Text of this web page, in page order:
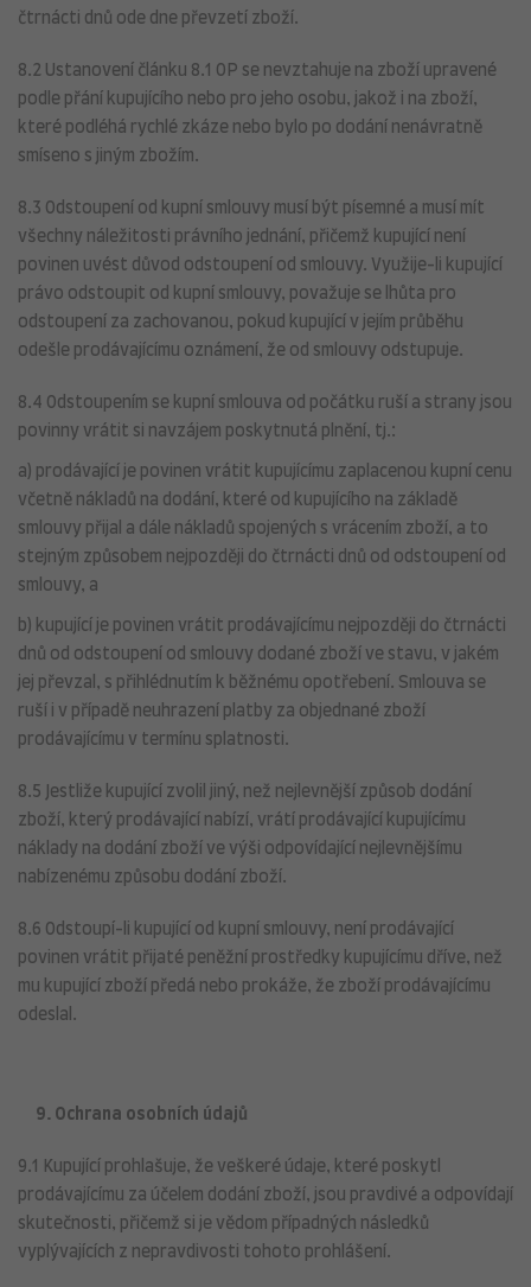
čtrnácti dnů ode dne převzetí zboží.
8.2 Ustanovení článku 8.1 OP se nevztahuje na zboží upravené
podle přání kupujícího nebo pro jeho osobu, jakož i na zboží,
které podléhá rychlé zkáze nebo bylo po dodání nenávratně
smíseno s jiným zbožím.
8.3 Odstoupení od kupní smlouvy musí být písemné a musí mít
všechny náležitosti právního jednání, přičemž kupující není
povinen uvést důvod odstoupení od smlouvy. Využije-li kupující
právo odstoupit od kupní smlouvy, považuje se lhůta pro
odstoupení za zachovanou, pokud kupující v jejím průběhu
odešle prodávajícímu oznámení, že od smlouvy odstupuje.
8.4 Odstoupením se kupní smlouva od počátku ruší a strany jsou
povinny vrátit si navzájem poskytnutá plnění, tj.:
a) prodávající je povinen vrátit kupujícímu zaplacenou kupní cenu
včetně nákladů na dodání, které od kupujícího na základě
smlouvy přijal a dále nákladů spojených s vrácením zboží, a to
stejným způsobem nejpozději do čtrnácti dnů od odstoupení od
smlouvy, a
b) kupující je povinen vrátit prodávajícímu nejpozději do čtrnácti
dnů od odstoupení od smlouvy dodané zboží ve stavu, v jakém
jej převzal, s přihlédnutím k běžnému opotřebení. Smlouva se
ruší i v případě neuhrazení platby za objednané zboží
prodávajícímu v termínu splatnosti.
8.5 Jestliže kupující zvolil jiný, než nejlevnější způsob dodání
zboží, který prodávající nabízí, vrátí prodávající kupujícímu
náklady na dodání zboží ve výši odpovídající nejlevnějšímu
nabízenému způsobu dodání zboží.
8.6 Odstoupí-li kupující od kupní smlouvy, není prodávající
povinen vrátit přijaté peněžní prostředky kupujícímu dříve, než
mu kupující zboží předá nebo prokáže, že zboží prodávajícímu
odeslal.
9. Ochrana osobních údajů
9.1 Kupující prohlašuje, že veškeré údaje, které poskytl
prodávajícímu za účelem dodání zboží, jsou pravdivé a odpovídají
skutečnosti, přičemž si je vědom případných následků
vyplývajících z nepravdivosti tohoto prohlášení.